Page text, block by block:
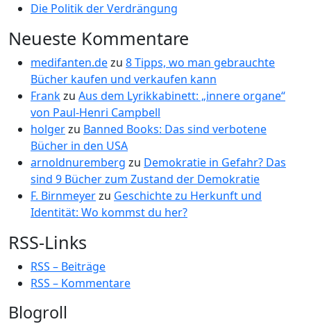
Die Politik der Verdrängung
Neueste Kommentare
medifanten.dezu 8 Tipps, wo man gebrauchte
Bücher kaufen und verkaufen kann
Frankzu Aus dem Lyrikkabinett: „innere organe“
von Paul-Henri Campbell
holgerzu Banned Books: Das sind verbotene
Bücher in den USA
arnoldnuremberg zu Demokratie in Gefahr? Das
sind 9 Bücher zum Zustand der Demokratie
F. Birnmeyerzu Geschichte zu Herkunft und
Identität: Wo kommst du her?
RSS-Links
RSS – Beiträge
RSS – Kommentare
Blogroll